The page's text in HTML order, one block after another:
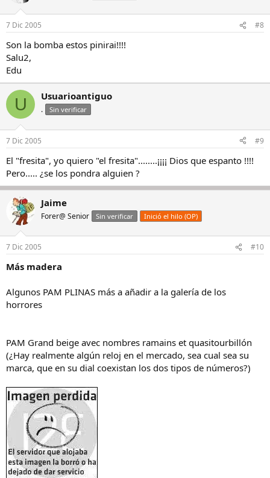
7 Dic 2005 #8
Son la bomba estos pinirai!!!!
Salu2,
Edu
U Usuarioantiguo
. Sin verificar
7 Dic 2005 #9
El "fresita", yo quiero "el fresita"........¡¡¡¡ Dios que espanto !!!!
Pero..... ¿se los pondra alguien ?
Jaime
Forer@ Senior Sin verificar Inició el hilo (OP)
7 Dic 2005 #10
Más madera
Algunos PAM PLINAS más a añadir a la galería de los
horrores
PAM Grand beige avec nombres ramains et quasitourbillón
(¿Hay realmente algún reloj en el mercado, sea cual sea su
marca, que en su dial coexistan los dos tipos de números?)